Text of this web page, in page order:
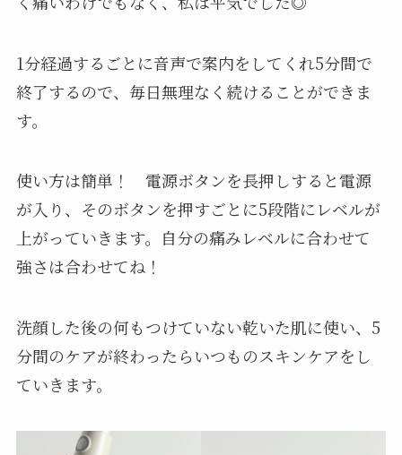
1分経過するごとに音声で案内をしてくれ5分間で
終了するので、毎日無理なく続けることができま
す。
使い方は簡単！ 電源ボタンを長押しすると電源
が入り、そのボタンを押すごとに5段階にレベルが
上がっていきます。自分の痛みレベルに合わせて
強さは合わせてね！
洗顔した後の何もつけていない乾いた肌に使い、5
分間のケアが終わったらいつものスキンケアをし
ていきます。